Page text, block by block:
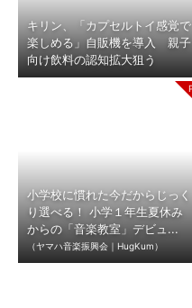
キリン、「カプセルトイ感覚で
楽しめる」自販機を導入 親子
向け飲料の認知拡大狙う
小学校に慣れた今だからじっく
り選べる！ 小学１年生夏休み
からの「音楽教室」デビュ...
（ヤマハ音楽振興会｜HugKum）